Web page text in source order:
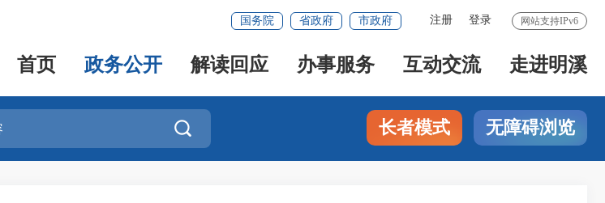
网站支持IPv6
注册 登录
国务院 省政府 市政府
首页 政务公开 解读回应 办事服务 互动交流 走进明溪
 长者模式 无障碍浏览